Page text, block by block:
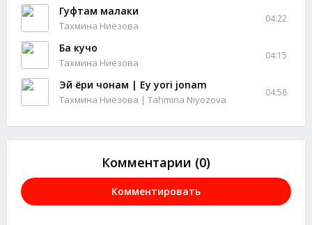
Гуфтам малаки
Тахмина Ниёзова
04:22
Ба кучо
Тахмина Ниёзова
04:15
Эй ёри чонам | Ey yori jonam
Тахмина Ниёзова | Tahmina Niyozova
04:58
Комментарии (0)
Комментировать